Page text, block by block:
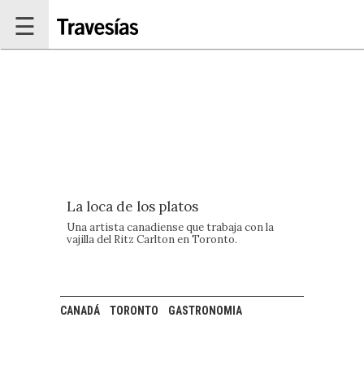
☰
La loca de los platos
Una artista canadiense que trabaja con la
vajilla del Ritz Carlton en Toronto.
CANADÁ TORONTO GASTRONOMIA